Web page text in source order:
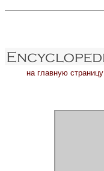
на главную страницу